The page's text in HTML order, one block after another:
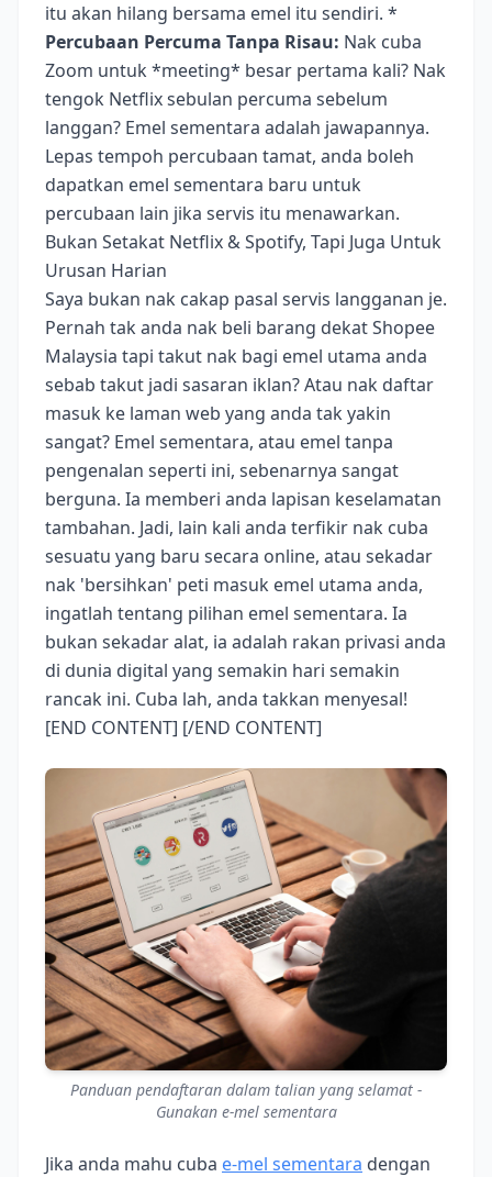
itu akan hilang bersama emel itu sendiri. *
Percubaan Percuma Tanpa Risau: Nak cuba
Zoom untuk *meeting* besar pertama kali? Nak
tengok Netflix sebulan percuma sebelum
langgan? Emel sementara adalah jawapannya.
Lepas tempoh percubaan tamat, anda boleh
dapatkan emel sementara baru untuk
percubaan lain jika servis itu menawarkan.
Bukan Setakat Netflix & Spotify, Tapi Juga Untuk
Urusan Harian
Saya bukan nak cakap pasal servis langganan je.
Pernah tak anda nak beli barang dekat Shopee
Malaysia tapi takut nak bagi emel utama anda
sebab takut jadi sasaran iklan? Atau nak daftar
masuk ke laman web yang anda tak yakin
sangat? Emel sementara, atau emel tanpa
pengenalan seperti ini, sebenarnya sangat
berguna. Ia memberi anda lapisan keselamatan
tambahan. Jadi, lain kali anda terfikir nak cuba
sesuatu yang baru secara online, atau sekadar
nak 'bersihkan' peti masuk emel utama anda,
ingatlah tentang pilihan emel sementara. Ia
bukan sekadar alat, ia adalah rakan privasi anda
di dunia digital yang semakin hari semakin
rancak ini. Cuba lah, anda takkan menyesal!
[END CONTENT] [/END CONTENT]
Panduan pendaftaran dalam talian yang selamat -
Gunakan e-mel sementara
Jika anda mahu cuba e‑mel sementara dengan